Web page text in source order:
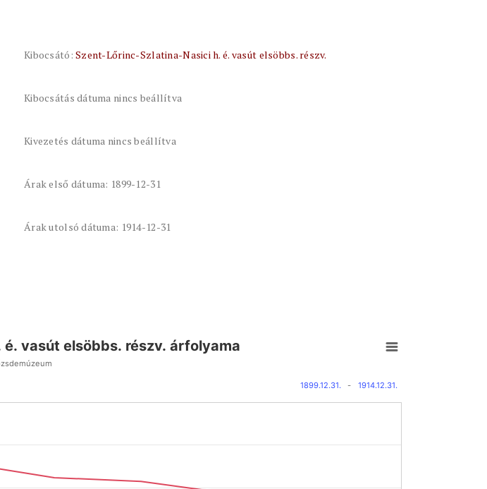
Kibocsátó:Szent-Lőrinc-Szlatina-Nasici h. é. vasút elsöbbs. részv.
Kibocsátás dátuma nincs beállítva
Kivezetés dátuma nincs beállítva
Árak első dátuma: 1899-12-31
Árak utolsó dátuma: 1914-12-31
vasút elsöbbs. részv. árfolyama
1899.12.31. - 1914.12.31.